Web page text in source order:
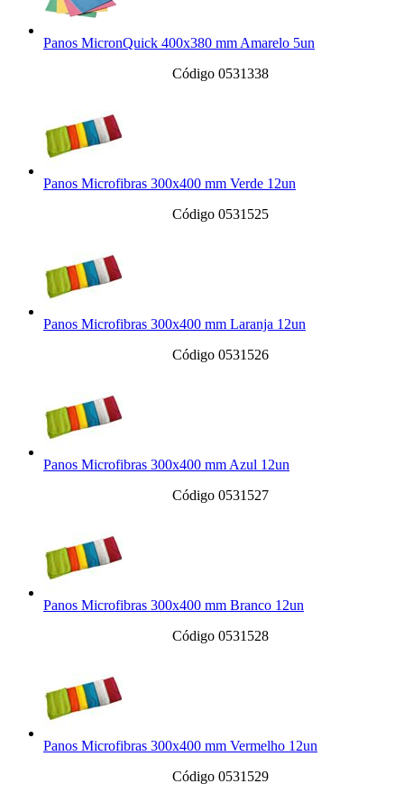
Panos MicronQuick 400x380 mm Amarelo 5un
Código 0531338
Panos Microfibras 300x400 mm Verde 12un
Código 0531525
Panos Microfibras 300x400 mm Laranja 12un
Código 0531526
Panos Microfibras 300x400 mm Azul 12un
Código 0531527
Panos Microfibras 300x400 mm Branco 12un
Código 0531528
Panos Microfibras 300x400 mm Vermelho 12un
Código 0531529